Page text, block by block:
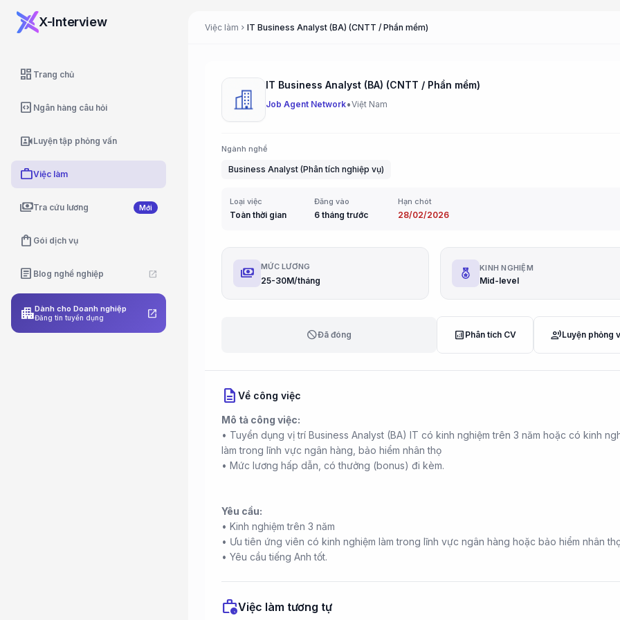
X-Interview
dashboard Trang chủ
code_blocks Ngân hàng câu hỏi
video_camera_frontLuyện tập phỏng vấn
workViệc làm
paymentsTra cứu lương Mới
shopping_bag Gói dịch vụ
article Blog nghề nghiệp open_in_new
apartmentDành cho Doanh nghiệp
Đăng tin tuyển dụng open_in_new
Việc làm chevron_right IT Business Analyst (BA) (CNTT / Phần mềm)
IT Business Analyst (BA) (CNTT / Phần mềm)
Job Agent Network•Việt Nam
Ngành nghề
Business Analyst (Phân tích nghiệp vụ)
Loại việc
Toàn thời gian
Đăng vào
6 tháng trước
Hạn chót
28/02/2026
payments MỨC LƯƠNG
25-30M/tháng
KINH NGHIỆM
Mid-level
blockĐã đóng analytics Phân tích CV record_voice_overLuyện phỏng
description Về công việc
Mô tả công việc:
• Tuyển dụng vị trí Business Analyst (BA) IT có kinh nghiệm trên 3 năm hoặc có kinh
làm trong lĩnh vực ngân hàng, bảo hiểm nhân thọ
• Mức lương hấp dẫn, có thưởng (bonus) đi kèm.
Yêu cầu:
• Kinh nghiệm trên 3 năm
• Ưu tiên ứng viên có kinh nghiệm làm trong lĩnh vực ngân hàng hoặc bảo hiểm nhân
• Yêu cầu tiếng Anh tốt.
work_historyViệc làm tương tự